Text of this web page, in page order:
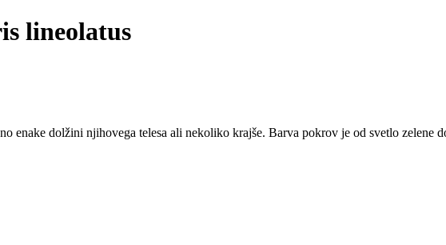
lineolatus
enake dolžini njihovega telesa ali nekoliko krajše. Barva pokrov je od svetlo zelene